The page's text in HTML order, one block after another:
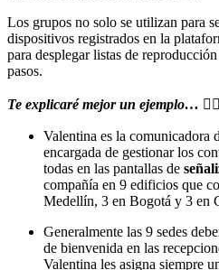
Los grupos no solo se utilizan para
dispositivos registrados en la
para desplegar listas de
pasos.
Te explicaré mejor un ejemplo…
Valentina es la comunicadora
encargada de gestionar los
todas en las pantallas de
compañía en 9 edificios que
Medellín, 3 en Bogotá y 3 en
Generalmente las 9 sedes
de bienvenida en las
Valentina les asigna siempre